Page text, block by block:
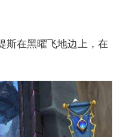
斯在黑曜飞地边上，在